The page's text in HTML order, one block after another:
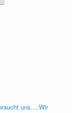
uns….Wir